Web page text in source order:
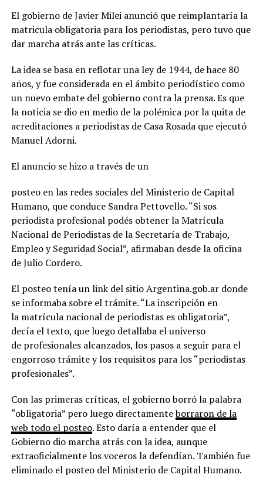
El gobierno de Javier Milei anunció que reimplantaría la
matricula obligatoria para los periodistas, pero tuvo que
dar marcha atrás ante las críticas.
La idea se basa en reflotar una ley de 1944, de hace 80
años, y fue considerada en el ámbito periodístico como
un nuevo embate del gobierno contra la prensa. Es que
la noticia se dio en medio de la polémica por la quita de
acreditaciones a periodistas de Casa Rosada que ejecutó
Manuel Adorni.
El anuncio se hizo a través de un
posteo en las redes sociales del Ministerio de Capital
Humano, que conduce Sandra Pettovello. “Si sos
periodista profesional podés obtener la Matrícula
Nacional de Periodistas de la Secretaría de Trabajo,
Empleo y Seguridad Social”, afirmaban desde la oficina
de Julio Cordero.
El posteo tenía un link del sitio Argentina.gob.ar donde
se informaba sobre el trámite. “La inscripción en
la matrícula nacional de periodistas es obligatoria”,
decía el texto, que luego detallaba el universo
de profesionales alcanzados, los pasos a seguir para el
engorroso trámite y los requisitos para los “periodistas
profesionales”.
Con las primeras críticas, el gobierno borró la palabra
“obligatoria” pero luego directamenteborraron de la
web todo el posteo. Esto daría a entender que el
Gobierno dio marcha atrás con la idea, aunque
extraoficialmente los voceros la defendían. También fue
eliminado el posteo del Ministerio de Capital Humano.